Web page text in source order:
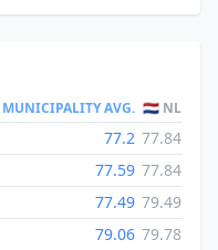
MUNICIPALITY AVG. 🇳🇱 NL
77.2 77.84
77.59 77.84
77.49 79.49
79.06 79.78